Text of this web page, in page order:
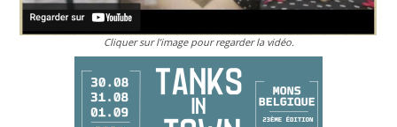
Cliquer sur l’image pour regarder la vidéo.